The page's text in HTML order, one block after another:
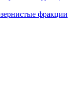
фракции